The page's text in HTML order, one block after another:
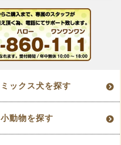
ミックス犬を探す
小動物を探す